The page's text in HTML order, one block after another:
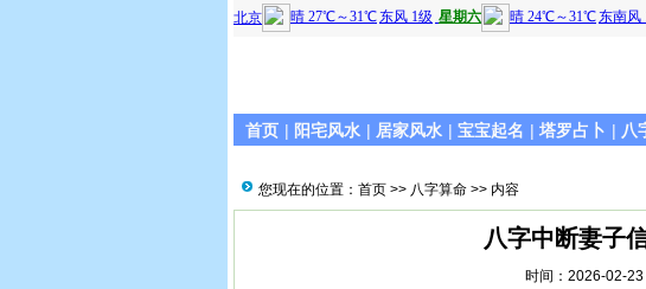
首页 | 阳宅风水 | 居家风水 | 宝宝起名 | 塔罗占卜 | 八
您现在的位置： 首页 >> 八字算命 >> 内容
八字中断妻子
时间：2026-02-